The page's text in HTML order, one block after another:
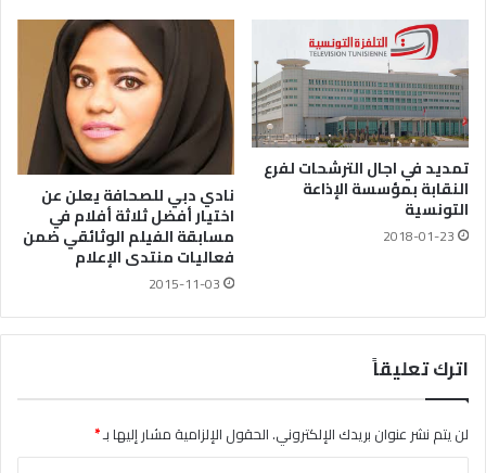
تمديد في اجال الترشحات لفرع
النقابة بمؤسسة الإذاعة
التونسية
2018-01-23
نادي دبي للصحافة يعلن عن
اختيار أفضل ثلاثة أفلام في
مسابقة الفيلم الوثائقي ضمن
فعاليات منتدى الإعلام
2015-11-03
اترك تعليقاً
لن يتم نشر عنوان بريدك الإلكتروني.الحقول الإلزامية مشار إليها بـ*